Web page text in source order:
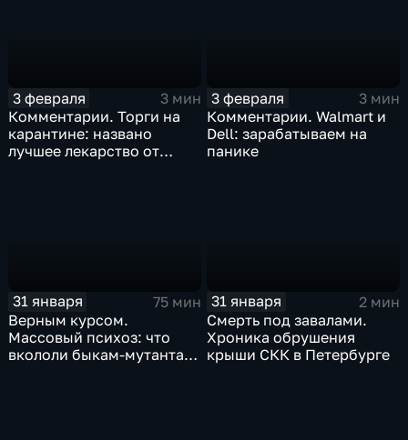
3 февраля
3 мин
Комментарии. Торги на
карантине: названо
лучшее лекарство от
3 февраля
3 мин
Комментарии. Walmart и
Dell: зарабатываем на
панике
31 января
75 мин
Верным курсом.
Массовый психоз: что
вкололи быкам-мутантам,
31 января
2 мин
Смерть под завалами.
Хроника обрушения
крыши СКК в Петербурге